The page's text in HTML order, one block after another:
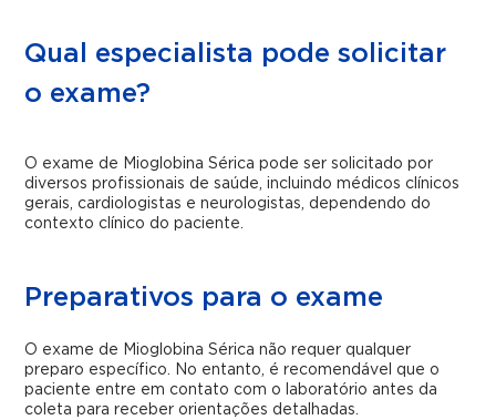
Qual especialista pode solicitar
o exame?
O exame de Mioglobina Sérica pode ser solicitado por
diversos profissionais de saúde, incluindo médicos clínicos
gerais, cardiologistas e neurologistas, dependendo do
contexto clínico do paciente.
Preparativos para o exame
O exame de Mioglobina Sérica não requer qualquer
preparo específico. No entanto, é recomendável que o
paciente entre em contato com o laboratório antes da
coleta para receber orientações detalhadas.